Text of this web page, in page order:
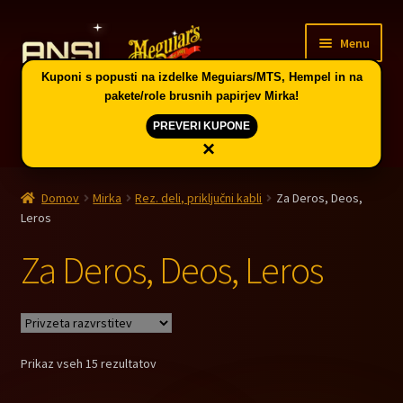
to
navigation
to
content
Menu
Domov
Vodič po skupinah artiklov in kuponi
Expand
Trgovina
PE CELJE
Splošni pogoji
Domov Mirka Rez. deli, priključni kabli
Za Deros, Deos,
Leros
Za Deros, Deos, Leros
Prikaz vseh 15 rezultatov
Kuponi s popusti na izdelke Meguiars/MTS, Hempel in na
pakete/role brusnih papirjev Mirka!
PREVERI KUPONE
×